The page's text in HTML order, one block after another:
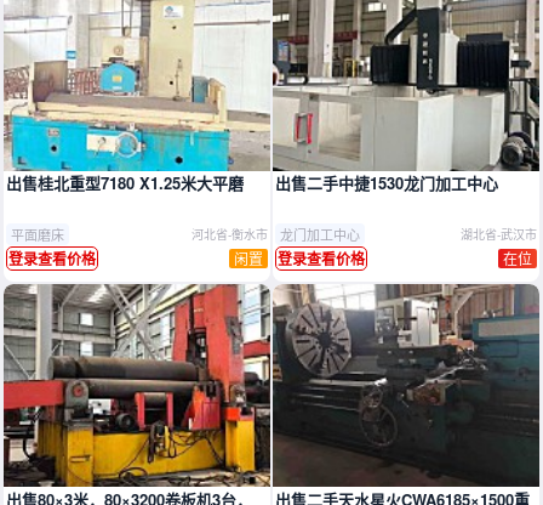
推广
出售桂北重型7180 X1.25米大平磨
平面磨床 河北省-衡水市
登录查看价格 闲置
出售二手中捷1530龙门加工中心
龙门加工中心 湖北省-武汉市
登录查看价格 在位
出售80×3米，80×3200卷板机3台， 出售二手天水星火CWA6185×1500重